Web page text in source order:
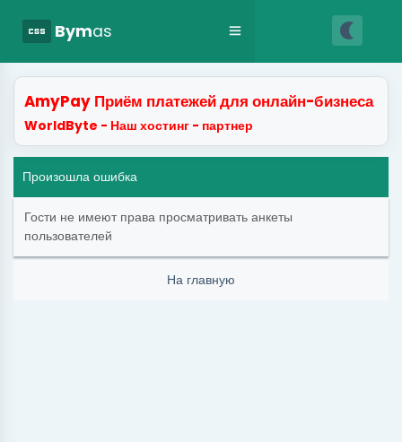
css Bymas nightlight
AmyPay Приём платежей для онлайн-бизнеса
WorldByte - Наш хостинг - партнер
Произошла ошибка
Гости не имеют права просматривать анкеты
пользователей
На главную